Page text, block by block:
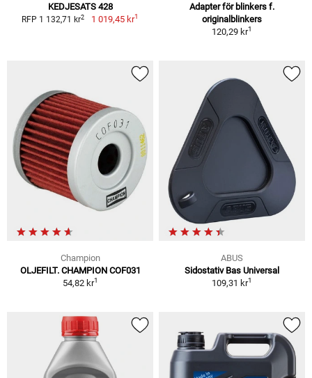
KEDJESATS 428
RFP 1 132,71 kr2 1 019,45 kr1
Adapter för blinkers f.
originalblinkers
120,29 kr1
Champion
OLJEFILT. CHAMPION COF031
54,82 kr1
ABUS
Sidostativ Bas Universal
109,31 kr1